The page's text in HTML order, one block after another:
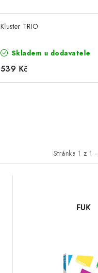
Kluster TRIO
Skladem u dodavatele
539 Kč
Stránka 1 z 1 -
FUK